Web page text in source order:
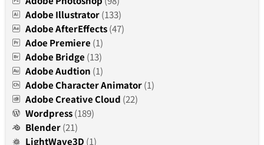
Adobe Illustrator(133)
Adobe AfterEffects(47)
Adoe Premiere (1)
Adobe Bridge (13)
Adobe Audtion (1)
Adobe Character Animator(1)
Adobe Creative Cloud (22)
Wordpress(189)
Blender(21)
LightWave3D (1)